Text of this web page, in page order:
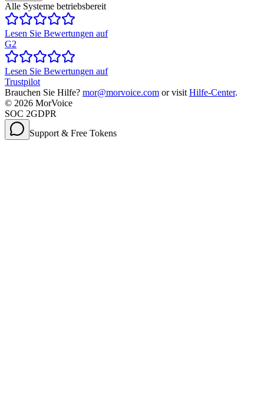
Alle Systeme betriebsbereit
Lesen Sie Bewertungen auf
G2
Lesen Sie Bewertungen auf
Trustpilot
Brauchen Sie Hilfe? mor@morvoice.com or visit Hilfe-Center.
© 2026 MorVoice
SOC 2GDPR
Support & Free Tokens